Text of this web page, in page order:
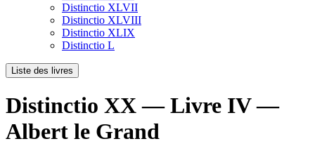
Distinctio XLVII
Distinctio XLVIII
Distinctio XLIX
Distinctio L
Liste des livres
Distinctio XX — Livre IV —
Albert le Grand